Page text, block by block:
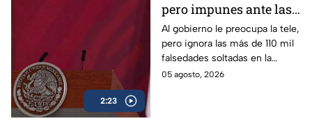
2:23
pero impunes ante las
mentiras: El doble
rasero del gobierno
federal
Al gobierno le preocupa la tele,
pero ignora las más de 110 mil
falsedades soltadas en la
mañanera. Recordamos las
05 agosto, 2026